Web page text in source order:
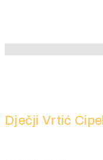
Dječji Vrtić